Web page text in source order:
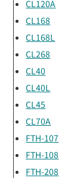
CL120A
CL168
CL168L
CL268
CL40
CL40L
CL45
CL70A
FTH-107
FTH-108
FTH-208